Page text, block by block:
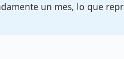
un mes, lo que